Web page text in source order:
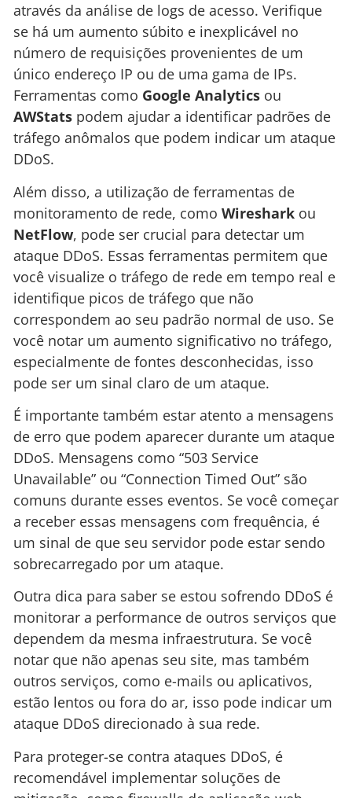
através da análise de logs de acesso. Verifique
se há um aumento súbito e inexplicável no
número de requisições provenientes de um
único endereço IP ou de uma gama de IPs.
Ferramentas como Google Analytics ou
AWStats podem ajudar a identificar padrões de
tráfego anômalos que podem indicar um ataque
DDoS.
Além disso, a utilização de ferramentas de
monitoramento de rede, como Wireshark ou
NetFlow, pode ser crucial para detectar um
ataque DDoS. Essas ferramentas permitem que
você visualize o tráfego de rede em tempo real e
identifique picos de tráfego que não
correspondem ao seu padrão normal de uso. Se
você notar um aumento significativo no tráfego,
especialmente de fontes desconhecidas, isso
pode ser um sinal claro de um ataque.
É importante também estar atento a mensagens
de erro que podem aparecer durante um ataque
DDoS. Mensagens como “503 Service
Unavailable” ou “Connection Timed Out” são
comuns durante esses eventos. Se você começar
a receber essas mensagens com frequência, é
um sinal de que seu servidor pode estar sendo
sobrecarregado por um ataque.
Outra dica para saber se estou sofrendo DDoS é
monitorar a performance de outros serviços que
dependem da mesma infraestrutura. Se você
notar que não apenas seu site, mas também
outros serviços, como e-mails ou aplicativos,
estão lentos ou fora do ar, isso pode indicar um
ataque DDoS direcionado à sua rede.
Para proteger-se contra ataques DDoS, é
recomendável implementar soluções de